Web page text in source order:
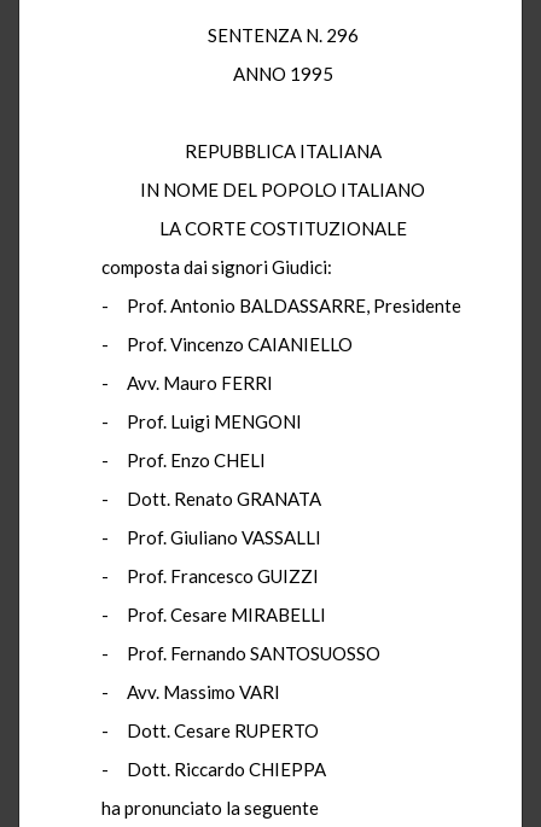
SENTENZA N. 296
ANNO 1995
REPUBBLICA ITALIANA
IN NOME DEL POPOLO ITALIANO
LA CORTE COSTITUZIONALE
composta dai signori Giudici:
- Prof. Antonio BALDASSARRE, Presidente
- Prof. Vincenzo CAIANIELLO
- Avv. Mauro FERRI
- Prof. Luigi MENGONI
- Prof. Enzo CHELI
- Dott. Renato GRANATA
- Prof. Giuliano VASSALLI
- Prof. Francesco GUIZZI
- Prof. Cesare MIRABELLI
- Prof. Fernando SANTOSUOSSO
- Avv. Massimo VARI
- Dott. Cesare RUPERTO
- Dott. Riccardo CHIEPPA
ha pronunciato la seguente